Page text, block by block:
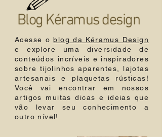
Blog Kéramus design
Acesse oblog da Kéramus Design
e explore uma diversidade de
conteúdos incríveis e inspiradores
sobre tijolinhos aparentes, lajotas
artesanais e plaquetas rústicas!
Você vai encontrar em nossos
artigos muitas dicas e ideias que
vão levar seu conhecimento a
outro nível!